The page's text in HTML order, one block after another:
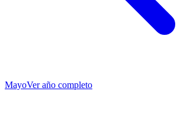
MayoVer año completo